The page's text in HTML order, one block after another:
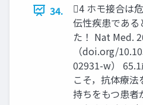
34.
4 ホモ接合は
伝性疾患であ
た！ Nat Med.
（doi.org/
02931-w）
こそ，抗体療
持ちをもつ患者